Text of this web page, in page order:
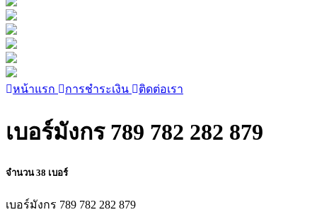
หน้าแรก การชำระเงิน ติดต่อเรา
เบอร์มังกร 789 782 282 879
จำนวน 38 เบอร์
เบอร์มังกร 789 782 282 879